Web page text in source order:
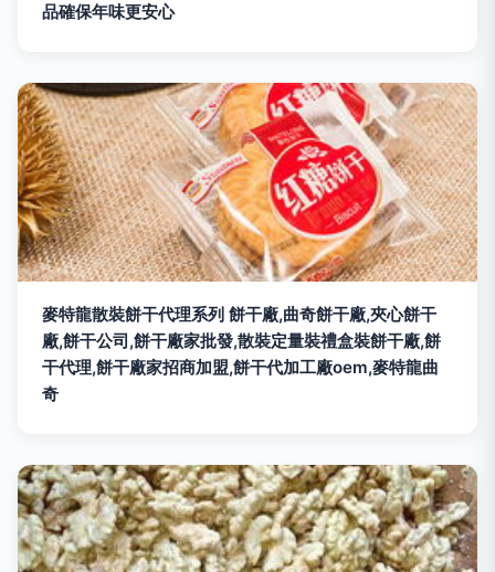
品確保年味更安心
麥特龍散裝餅干代理系列 餅干廠,曲奇餅干廠,夾心餅干
廠,餅干公司,餅干廠家批發,散裝定量裝禮盒裝餅干廠,餅
干代理,餅干廠家招商加盟,餅干代加工廠oem,麥特龍曲
奇